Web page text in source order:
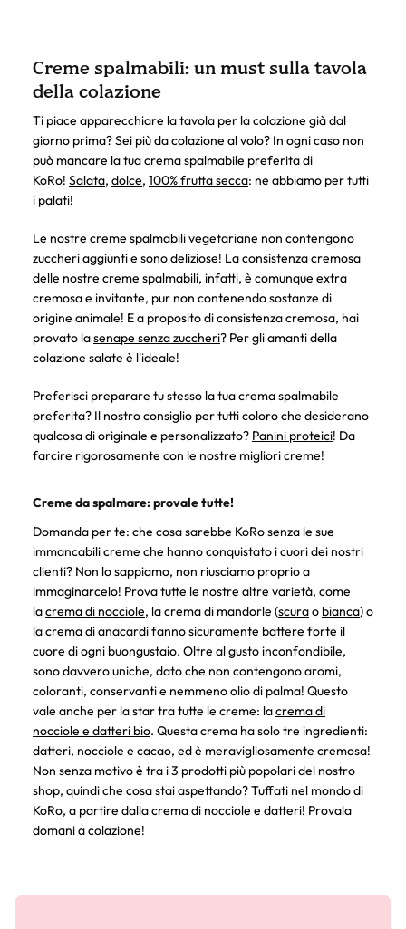
Creme spalmabili: un must sulla tavola
della colazione
Ti piace apparecchiare la tavola per la colazione già dal
giorno prima? Sei più da colazione al volo? In ogni caso non
può mancare la tua crema spalmabile preferita di
KoRo! Salata, dolce, 100% frutta secca: ne abbiamo per tutti
i palati!
Le nostre creme spalmabili vegetariane non contengono
zuccheri aggiunti e sono deliziose! La consistenza cremosa
delle nostre creme spalmabili, infatti, è comunque extra
cremosa e invitante, pur non contenendo sostanze di
origine animale! E a proposito di consistenza cremosa, hai
provato lasenape senza zuccheri? Per gli amanti della
colazione salate è l'ideale!
Preferisci preparare tu stesso la tua crema spalmabile
preferita? Il nostro consiglio per tutti coloro che desiderano
qualcosa di originale e personalizzato? Panini proteici! Da
farcire rigorosamente con le nostre migliori creme!
Creme da spalmare: provale tutte!
Domanda per te: che cosa sarebbe KoRo senza le sue
immancabili creme che hanno conquistato i cuori dei nostri
clienti? Non lo sappiamo, non riusciamo proprio a
immaginarcelo! Prova tutte le nostre altre varietà, come
lacrema di nocciole, la crema di mandorle (scurao bianca) o
lacrema di anacardifanno sicuramente battere forte il
cuore di ogni buongustaio. Oltre al gusto inconfondibile,
sono davvero uniche, dato che non contengono aromi,
coloranti, conservanti e nemmeno olio di palma! Questo
vale anche per la star tra tutte le creme: lacrema di
nocciole e datteri bio. Questa crema ha solo tre ingredienti:
datteri, nocciole e cacao, ed è meravigliosamente cremosa!
Non senza motivo è tra i 3 prodotti più popolari del nostro
shop, quindi che cosa stai aspettando? Tuffati nel mondo di
KoRo, a partire dalla crema di nocciole e datteri! Provala
domani a colazione!